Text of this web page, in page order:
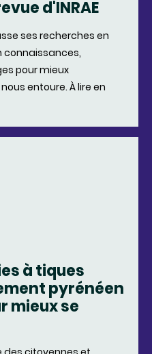
d'INRAE
ses recherches en
connaissances,
pour mieux
entoure. À lire en
à tiques
pyrénéen
mieux se